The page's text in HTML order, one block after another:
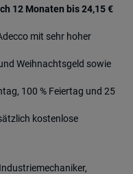
12 Monaten bis 24,15 €
mit sehr hoher
Weihnachtsgeld sowie
100 % Feiertag und 25
kostenlose